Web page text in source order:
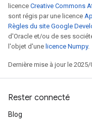
licence Creative Commons
sont régis par une licence
Règles du site Google
d'Oracle et/ou de ses
l'objet d'une licence Numpy.
Dernière mise à jour le 2025/
Rester connecté
Blog